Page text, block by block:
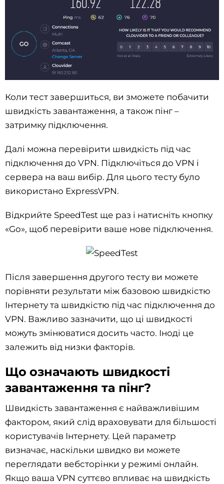
Коли тест завершиться, ви зможете побачити
швидкість завантаження, а також пінг –
затримку підключення.
Далі можна перевірити швидкість під час
підключення до VPN. Підключіться до VPN і
сервера на ваш вибір. Для цього тесту було
використано ExpressVPN.
Відкрийте SpeedTest ще раз і натисніть кнопку
«Go», щоб перевірити ваше нове підключення.
Після завершення другого тесту ви можете
порівняти результати між базовою швидкістю
Інтернету та швидкістю під час підключення до
VPN. Важливо зазначити, що ці швидкості
можуть змінюватися досить часто. Іноді це
залежить від низки факторів.
Що означають швидкості
завантаження та пінг?
Швидкість завантаження є найважливішим
фактором, який слід враховувати для більшості
користувачів Інтернету. Цей параметр
визначає, наскільки швидко ви можете
переглядати вебсторінки у режимі онлайн.
Якщо ваша VPN суттєво впливає на швидкість